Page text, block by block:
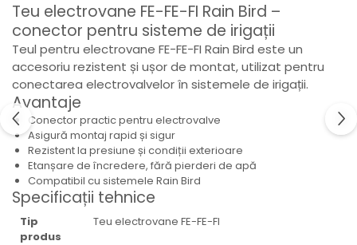
Teu electrovane FE-FE-FI Rain Bird –
conector pentru sisteme de irigații
Teul pentru electrovane FE-FE-FI Rain Bird este un
accesoriu rezistent și ușor de montat, utilizat pentru
conectarea electrovalvelor în sistemele de irigații.
Avantaje
Conector practic pentru electrovalve
Asigură montaj rapid și sigur
Rezistent la presiune și condiții exterioare
Etanșare de încredere, fără pierderi de apă
Compatibil cu sistemele Rain Bird
Specificații tehnice
Tip
produs
Teu electrovane FE-FE-FI